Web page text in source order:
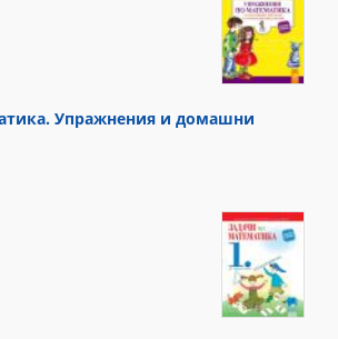
Упражнения и домашни